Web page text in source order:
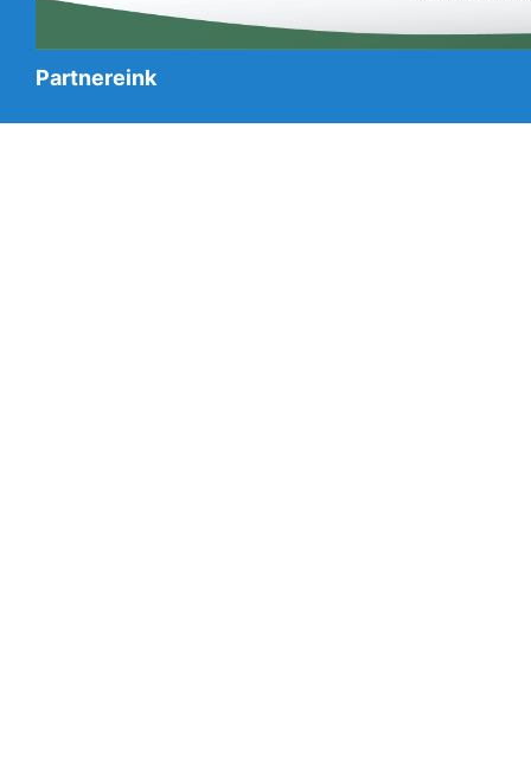
Partnereink